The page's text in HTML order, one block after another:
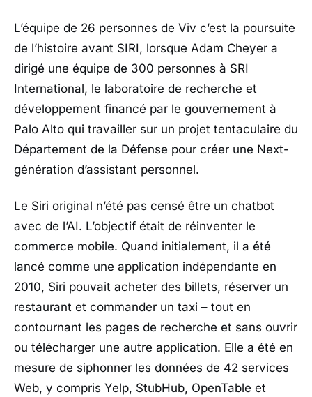
L’équipe de 26 personnes de Viv c’est la poursuite
de l’histoire avant SIRI, lorsque Adam Cheyer a
dirigé une équipe de 300 personnes à SRI
International, le laboratoire de recherche et
développement financé par le gouvernement à
Palo Alto qui travailler sur un projet tentaculaire du
Département de la Défense pour créer une Next-
génération d’assistant personnel.
Le Siri original n’été pas censé être un chatbot
avec de l’AI. L’objectif était de réinventer le
commerce mobile. Quand initialement, il a été
lancé comme une application indépendante en
2010, Siri pouvait acheter des billets, réserver un
restaurant et commander un taxi – tout en
contournant les pages de recherche et sans ouvrir
ou télécharger une autre application. Elle a été en
mesure de siphonner les données de 42 services
Web, y compris Yelp, StubHub, OpenTable et